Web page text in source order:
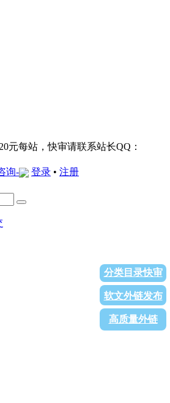
元每站，快审请联系站长QQ：
询- 登录 • 注册
分类目录快审
软文外链发布
高质量外链